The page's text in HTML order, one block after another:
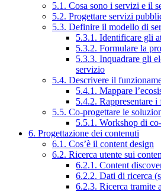
5.1. Cosa sono i servizi e il
5.2. Progettare servizi
5.3. Definire il modello di
5.3.1. Identificare gli
5.3.2. Formulare la
5.3.3. Inquadrare gli
servizio
5.4. Descrivere il
5.4.1. Mappare
5.4.2. Rappresentare
5.5. Co-progettare le
5.5.1. Workshop di
6. Progettazione dei contenuti
6.1. Cos’è il content design
6.2. Ricerca utente sui
6.2.1. Content
6.2.2. Dati di ricerca
6.2.3. Ricerca tramite